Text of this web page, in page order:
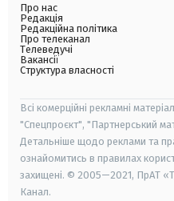
Про нас
Редакція
Редакційна політика
Про телеканал
Телеведучі
Вакансії
Структура власності
Всі комерційні рекламні
"Спецпроєкт", "Партнерський
Детальніше щодо реклами та
ознайомитись в правилах
захищені. © 2005—2021, ПрАТ
Канал.